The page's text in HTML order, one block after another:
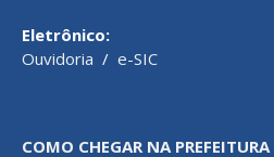
Eletrônico:
Ouvidoria / e-SIC
COMO CHEGAR NA PREFEITURA